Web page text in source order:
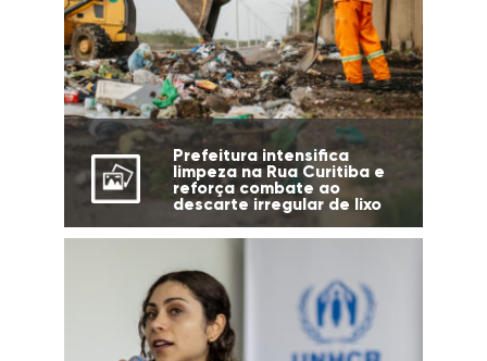
Prefeitura intensifica
limpeza na Rua Curitiba e
reforça combate ao
descarte irregular de lixo